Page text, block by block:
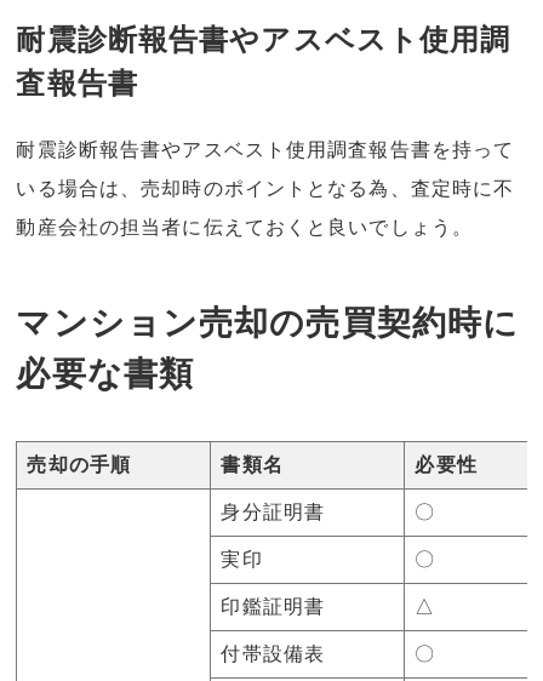
耐震診断報告書やアスベスト使用調
査報告書
耐震診断報告書やアスベスト使用調査報告書を持って
いる場合は、売却時のポイントとなる為、査定時に不
動産会社の担当者に伝えておくと良いでしょう。
マンション売却の売買契約時に
必要な書類
売却の手順 書類名 必要性
身分証明書 〇
実印 〇
印鑑証明書 △
付帯設備表 〇